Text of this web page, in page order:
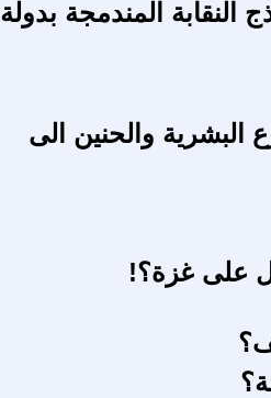
النقابة المندمجة بدولة
البشرية والحنين الى
على غزة؟!